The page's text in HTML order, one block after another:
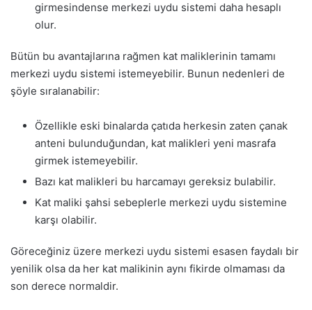
girmesindense merkezi uydu sistemi daha hesaplı
olur.
Bütün bu avantajlarına rağmen kat maliklerinin tamamı
merkezi uydu sistemi istemeyebilir. Bunun nedenleri de
şöyle sıralanabilir:
Özellikle eski binalarda çatıda herkesin zaten çanak
anteni bulunduğundan, kat malikleri yeni masrafa
girmek istemeyebilir.
Bazı kat malikleri bu harcamayı gereksiz bulabilir.
Kat maliki şahsi sebeplerle merkezi uydu sistemine
karşı olabilir.
Göreceğiniz üzere merkezi uydu sistemi esasen faydalı bir
yenilik olsa da her kat malikinin aynı fikirde olmaması da
son derece normaldir.